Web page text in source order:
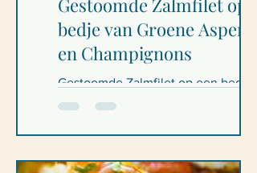
bedje van Groene
en Champignons
Gestoomde Zalmfilet op een bedje
Groene Asperges en Champignons
bakpapier 4 stukken zalmfilets...